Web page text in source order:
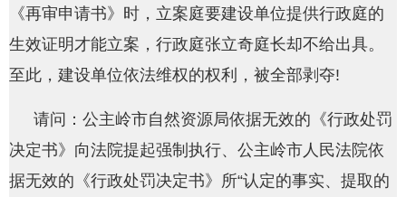
《再审申请书》时，立案庭要建设单位提供行政庭的
生效证明才能立案，行政庭张立奇庭长却不给出具。
至此，建设单位依法维权的权利，被全部剥夺!
请问：公主岭市自然资源局依据无效的《行政处罚
决定书》向法院提起强制执行、公主岭市人民法院依
据无效的《行政处罚决定书》所“认定的事实、提取的